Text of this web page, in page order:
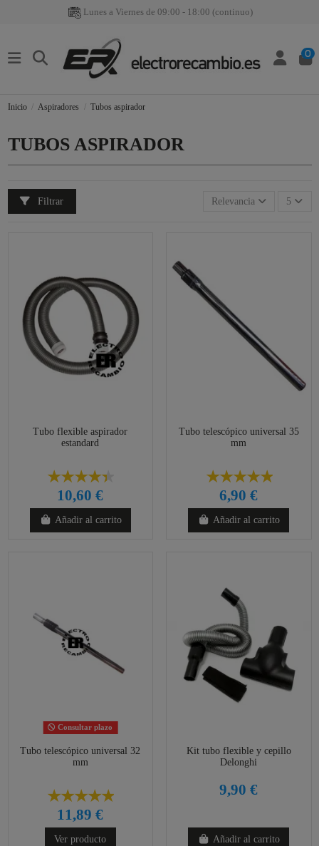
Lunes a Viernes de 09:00 - 18:00 (continuo)
0
Inicio Aspiradores Tubos aspirador
TUBOS ASPIRADOR
Filtrar Relevancia 5
Tubo flexible aspirador
estandard
10,60 €
Añadir al carrito
Tubo telescópico universal 35
mm
6,90 €
Añadir al carrito
Consultar plazo
Tubo telescópico universal 32
mm
11,89 €
Ver producto
Kit tubo flexible y cepillo
Delonghi
9,90 €
Añadir al carrito